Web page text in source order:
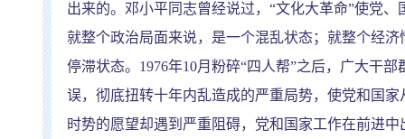
出来的。邓小平同志曾经说过， “文化大革命”使党、
就整个政治局面来说，是一个混乱状态；就整个经
停滞状态。 1976年10月粉碎“四人帮”之后，广大干部
误，彻底扭转十年内乱造成的严重局势，使党和国
时势的愿望却遇到严重阻碍，党和国家工作在前进